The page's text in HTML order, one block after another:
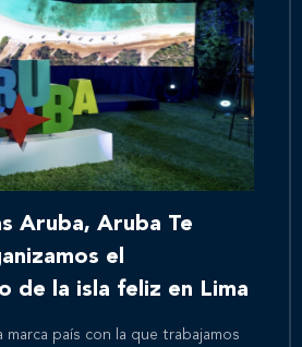
Aruba, Aruba Te
el
de la isla feliz en Lima
marca país con la que trabajamos